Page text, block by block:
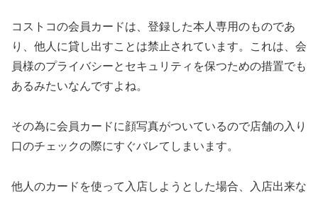
コストコの会員カードは、登録した本人専用のものであ
り、他人に貸し出すことは禁止されています。これは、会
員様のプライバシーとセキュリティを保つための措置でも
あるみたいなんですよね。
その為に会員カードに顔写真がついているので店舗の入り
口のチェックの際にすぐバレてしまいます。
他人のカードを使って入店しようとした場合、入店出来な